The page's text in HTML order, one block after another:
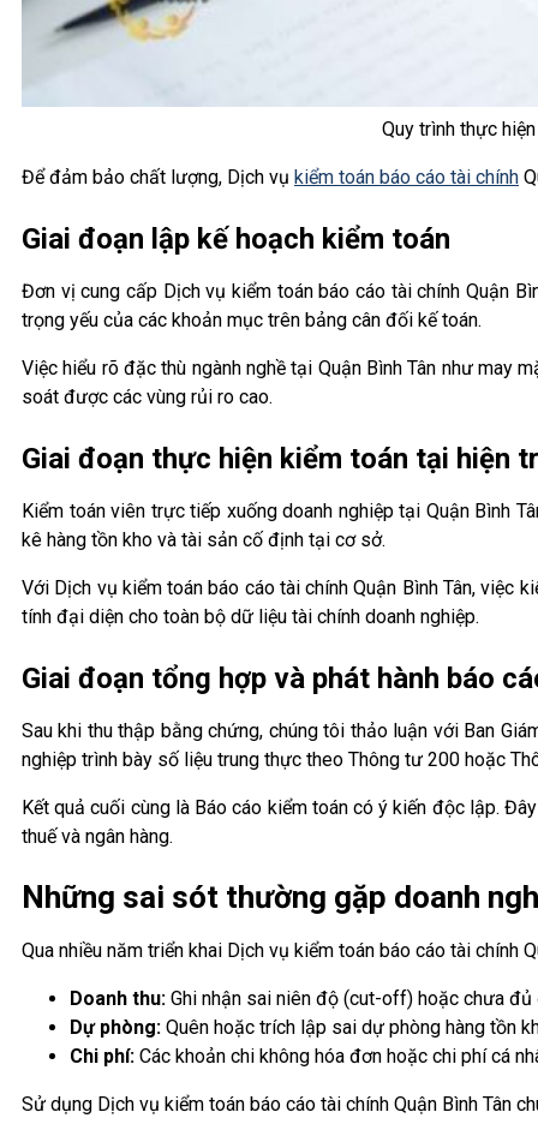
Quy trình thực
Để đảm bảo chất lượng, Dịch vụ kiểm toán báo cáo tài chính
Giai đoạn lập kế hoạch kiểm toán
Đơn vị cung cấp Dịch vụ kiểm toán báo cáo tài chính Quận
trọng yếu của các khoản mục trên bảng cân đối kế toán.
Việc hiểu rõ đặc thù ngành nghề tại Quận Bình Tân như
soát được các vùng rủi ro cao.
Giai đoạn thực hiện kiểm toán tại hiện
Kiểm toán viên trực tiếp xuống doanh nghiệp tại Quận Bình
kê hàng tồn kho và tài sản cố định tại cơ sở.
Với Dịch vụ kiểm toán báo cáo tài chính Quận Bình Tân, việc
tính đại diện cho toàn bộ dữ liệu tài chính doanh nghiệp.
Giai đoạn tổng hợp và phát hành báo
Sau khi thu thập bằng chứng, chúng tôi thảo luận với Ban
nghiệp trình bày số liệu trung thực theo Thông tư 200 hoặc
Kết quả cuối cùng là Báo cáo kiểm toán có ý kiến độc lập.
thuế và ngân hàng.
Những sai sót thường gặp doanh
Qua nhiều năm triển khai Dịch vụ kiểm toán báo cáo tài chính
Doanh thu: Ghi nhận sai niên độ (cut-off) hoặc chưa
Dự phòng: Quên hoặc trích lập sai dự phòng hàng tồn
Chi phí: Các khoản chi không hóa đơn hoặc chi phí cá
Sử dụng Dịch vụ kiểm toán báo cáo tài chính Quận Bình Tân